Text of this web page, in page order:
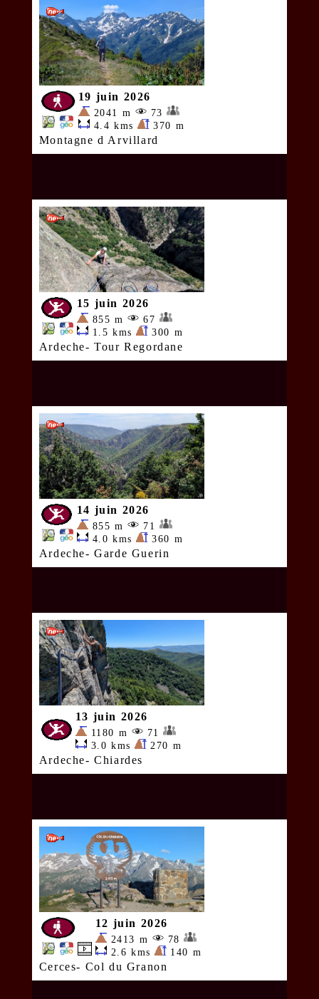
19 juin 2026
2041 m
73
4.4 kms
370 m
Montagne d Arvillard
15 juin 2026
855 m
67
1.5 kms
300 m
Ardeche- Tour Regordane
14 juin 2026
855 m
71
4.0 kms
360 m
Ardeche- Garde Guerin
13 juin 2026
1180 m
71
3.0 kms
270 m
Ardeche- Chiardes
12 juin 2026
2413 m
78
2.6 kms
140 m
Cerces- Col du Granon